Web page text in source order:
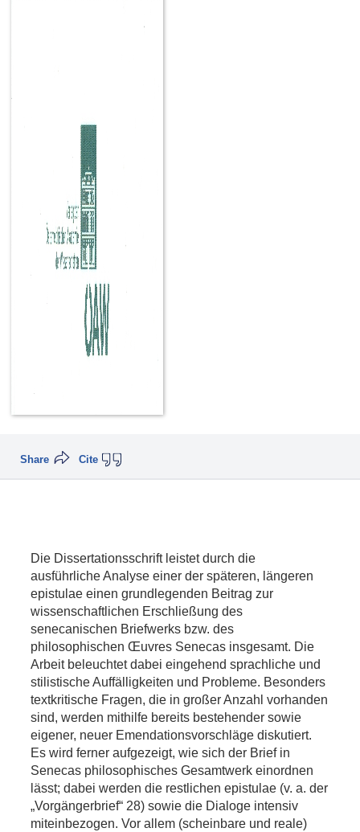
Cite
Share
Die Dissertationsschrift leistet durch die
ausführliche Analyse einer der späteren, längeren
epistulae einen grundlegenden Beitrag zur
wissenschaftlichen Erschließung des
senecanischen Briefwerks bzw. des
philosophischen Œuvres Senecas insgesamt. Die
Arbeit beleuchtet dabei eingehend sprachliche und
stilistische Auffälligkeiten und Probleme. Besonders
textkritische Fragen, die in großer Anzahl vorhanden
sind, werden mithilfe bereits bestehender sowie
eigener, neuer Emendationsvorschläge diskutiert.
Es wird ferner aufgezeigt, wie sich der Brief in
Senecas philosophisches Gesamtwerk einordnen
lässt; dabei werden die restlichen epistulae (v. a. der
„Vorgängerbrief“ 28) sowie die Dialoge intensiv
miteinbezogen. Vor allem (scheinbare und reale)